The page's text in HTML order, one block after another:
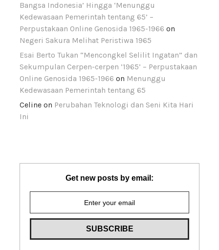
Bangsa Indonesia’ Hingga ‘Menunggu
Kedewasaan Pemerintah tentang 65’ –
Perpustakaan Online Genosida 1965-1966 on
Negeri Sakura Melihat Peristiwa 1965
Esai Berto Tukan “Mencongkel Selilit Ingatan” dan
Sekumpulan Cerpen-cerpen ’1965’ – Perpustakaan
Online Genosida 1965-1966 on Menunggu
Kedewasaan Pemerintah tentang 65
Celine on Perubahan Teknologi dan Seni Kita Hari
Ini
Get new posts by email: